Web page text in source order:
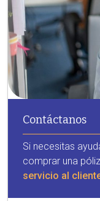
Contáctanos
Si necesitas
comprar una
servicio al